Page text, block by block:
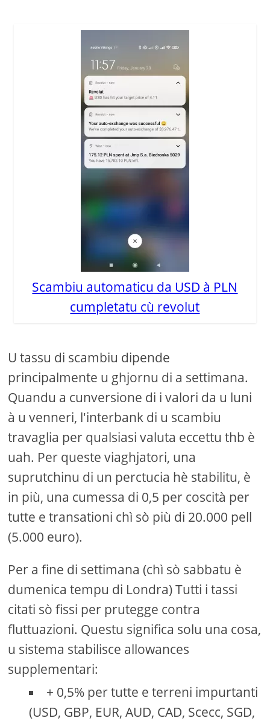
Scambiu automaticu da USD à PLN
cumpletatu cù revolut
U tassu di scambiu dipende
principalmente u ghjornu di a settimana.
Quandu a cunversione di i valori da u luni
à u venneri, l'interbank di u scambiu
travaglia per qualsiasi valuta eccettu thb è
uah. Per queste viaghjatori, una
suprutchinu di un perctucia hè stabilitu, è
in più, una cumessa di 0,5 per coscità per
tutte e transationi chì sò più di 20.000 pell
(5.000 euro).
Per a fine di settimana (chì sò sabbatu è
dumenica tempu di Londra) Tutti i tassi
citati sò fissi per prutegge contra
fluttuazioni. Questu significa solu una cosa,
u sistema stabilisce allowances
supplementari:
+ 0,5% per tutte e terreni impurtanti
(USD, GBP, EUR, AUD, CAD, Scecc, SGD,